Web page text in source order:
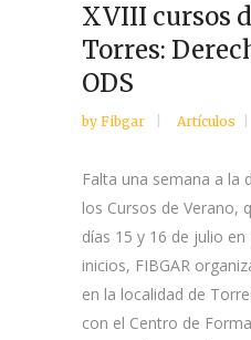
XVIII cursos
Torres:
ODS
by Fibgar Artículos
Falta una semana a la
los Cursos de Verano,
días 15 y 16 de julio
inicios, FIBGAR
en la localidad de
con el Centro de